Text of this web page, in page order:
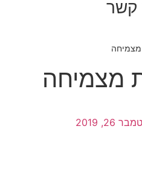
קשר
מצמיחה
מצמיחה
26, 2019